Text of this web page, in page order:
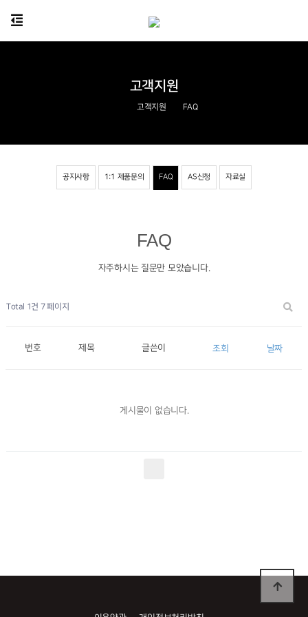
공지사항 1:1 제품문의 FAQ AS신청 자료실
고객지원 FAQ
고객지원
FAQ
자주하시는 질문만 모았습니다.
Total 1건 7 페이지
번호 제목 글쓴이 조회 날짜
게시물이 없습니다.